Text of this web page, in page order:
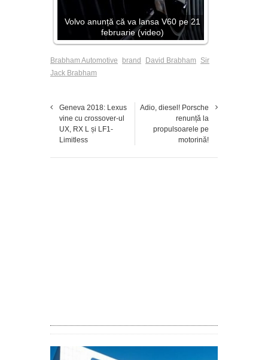
Volvo anunță că va lansa V60 pe 21
februarie (video)
Brabham Automotive brand David Brabham
Sir
Jack Brabham
Geneva 2018: Lexus
vine cu crossover-ul
UX, RX L și LF1-
Limitless
Adio, diesel! Porsche
renunță la
propulsoarele pe
motorină!